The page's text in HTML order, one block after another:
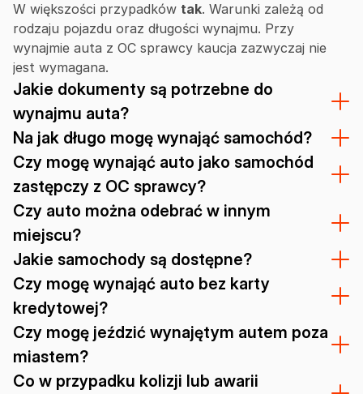
W większości przypadków tak. Warunki zależą od
rodzaju pojazdu oraz długości wynajmu. Przy
wynajmie auta z OC sprawcy kaucja zazwyczaj nie
jest wymagana.
Jakie dokumenty są potrzebne do
wynajmu auta?
Na jak długo mogę wynająć samochód?
Czy mogę wynająć auto jako samochód
zastępczy z OC sprawcy?
Czy auto można odebrać w innym
miejscu?
Jakie samochody są dostępne?
Czy mogę wynająć auto bez karty
kredytowej?
Czy mogę jeździć wynajętym autem poza
miastem?
Co w przypadku kolizji lub awarii